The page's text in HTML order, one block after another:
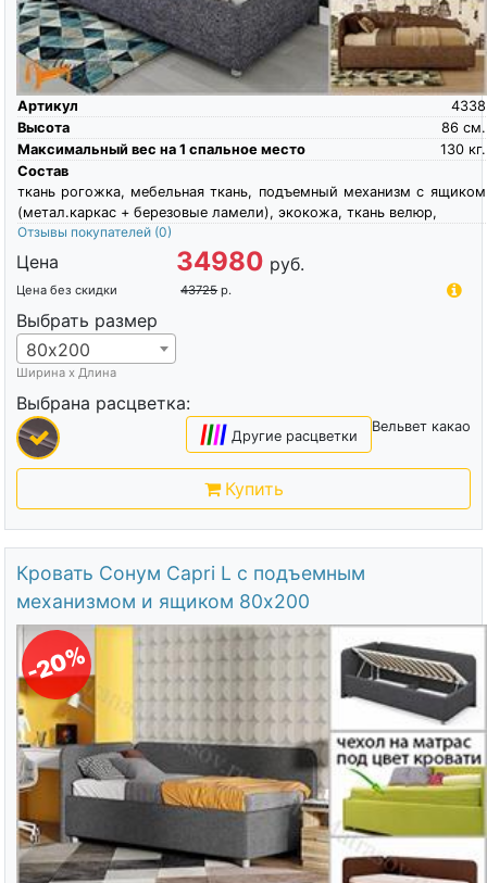
Артикул
4338
Высота
см.
86
Максимальный вес на 1 спальное место
кг.
130
Состав
ткань рогожка, мебельная ткань, подъемный механизм с ящиком
(метал.каркас + березовые ламели), экокожа, ткань велюр,
Отзывы покупателей (0)
Цена 34980 руб.
Цена без скидки 43725 р.
Выбрать размер
80х200
Ширина х Длина
Выбрана расцветка:
Вельвет какао
|||| Другие расцветки
Купить
Кровать Сонум Capri L с подъемным
механизмом и ящиком 80х200
-20%